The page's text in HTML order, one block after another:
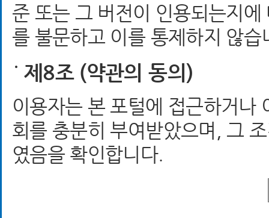
준 또는 그 버전이 인용되는지
를 불문하고 이를 통제하지 않습
제8조 (약관의 동의)
이용자는 본 포털에 접근하거나
회를 충분히 부여받았으며, 그
였음을 확인합니다.